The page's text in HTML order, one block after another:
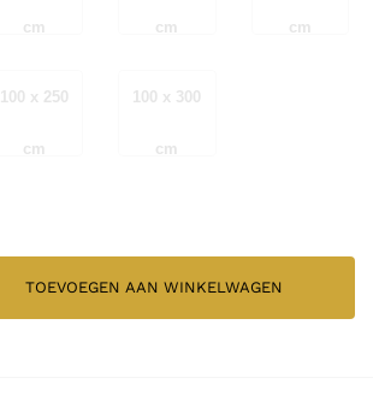
cm cm cm
100 x 250
cm
100 x 300
cm
TOEVOEGEN AAN WINKELWAGEN